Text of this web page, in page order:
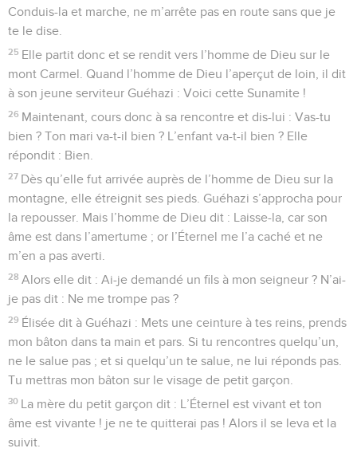
Conduis-la et marche, ne m’arrête pas en route sans que je
te le dise.
25 Elle partit donc et se rendit vers l’homme de Dieu sur le
mont Carmel. Quand l’homme de Dieu l’aperçut de loin, il dit
à son jeune serviteur Guéhazi : Voici cette Sunamite !
26 Maintenant, cours donc à sa rencontre et dis-lui : Vas-tu
bien ? Ton mari va-t-il bien ? L’enfant va-t-il bien ? Elle
répondit : Bien.
27 Dès qu’elle fut arrivée auprès de l’homme de Dieu sur la
montagne, elle étreignit ses pieds. Guéhazi s’approcha pour
la repousser. Mais l’homme de Dieu dit : Laisse-la, car son
âme est dans l’amertume ; or l’Éternel me l’a caché et ne
m’en a pas averti.
28 Alors elle dit : Ai-je demandé un fils à mon seigneur ? N’ai-
je pas dit : Ne me trompe pas ?
29 Élisée dit à Guéhazi : Mets une ceinture à tes reins, prends
mon bâton dans ta main et pars. Si tu rencontres quelqu’un,
ne le salue pas ; et si quelqu’un te salue, ne lui réponds pas.
Tu mettras mon bâton sur le visage de petit garçon.
30 La mère du petit garçon dit : L’Éternel est vivant et ton
âme est vivante ! je ne te quitterai pas ! Alors il se leva et la
suivit.